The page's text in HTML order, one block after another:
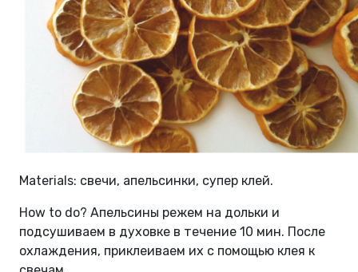
Materials: свечи, апельсинки, супер клей.
How to do? Aпельсины режем на дольки и
подсушиваем в духовке в течение 10 мин. После
охлаждения, приклеиваем их с помощью клея к